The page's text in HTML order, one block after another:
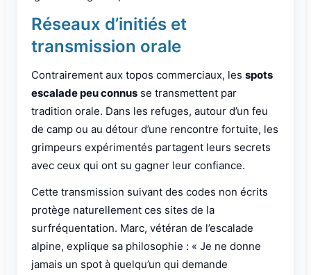
Réseaux d’initiés et
transmission orale
Contrairement aux topos commerciaux, les spots
escalade peu connus se transmettent par
tradition orale. Dans les refuges, autour d’un feu
de camp ou au détour d’une rencontre fortuite, les
grimpeurs expérimentés partagent leurs secrets
avec ceux qui ont su gagner leur confiance.
Cette transmission suivant des codes non écrits
protège naturellement ces sites de la
surfréquentation. Marc, vétéran de l’escalade
alpine, explique sa philosophie : « Je ne donne
jamais un spot à quelqu’un qui demande